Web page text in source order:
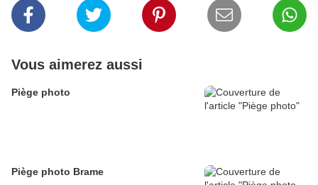
Vous aimerez aussi
Piège photo
Piège photo Brame